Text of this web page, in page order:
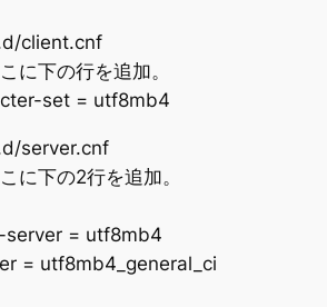
client.cnf
下の行を追加。
set = utf8mb4
server.cnf
下の2行を追加。
= utf8mb4
= utf8mb4_general_ci